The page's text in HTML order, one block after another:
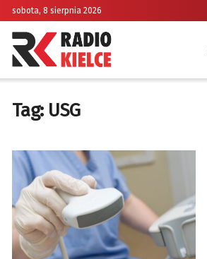
sobota, 8 sierpnia 2026
Tag: USG